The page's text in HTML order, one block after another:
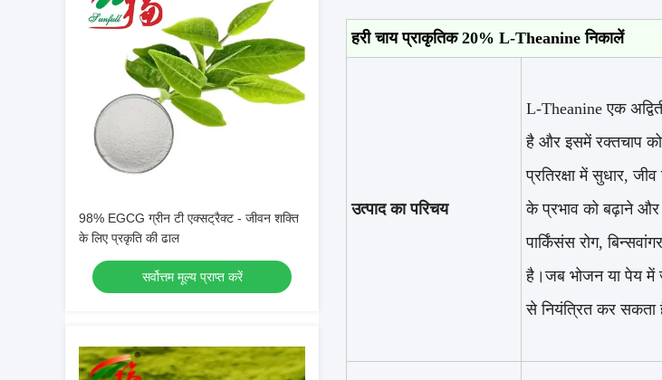
98% EGCG ग्रीन टी एक्सट्रैक्ट - जीवन शक्ति
के लिए प्रकृति की ढाल
सर्वोत्तम मूल्य प्राप्त करें
हरी चाय प्राकृतिक 20% L-Theanine निकालें
उत्पाद का परिचय
L-Theanine एक
है और इसमें रक्तचाप
प्रतिरक्षा में सुधार,
के प्रभाव को बढ़ाने और
पार्किंसंस रोग,
है।जब भोजन या पेय में
से नियंत्रित कर सकता